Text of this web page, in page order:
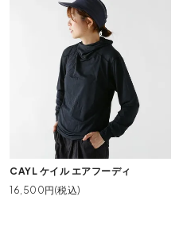
CAYL ケイル エアフーディ
16,500円(税込)